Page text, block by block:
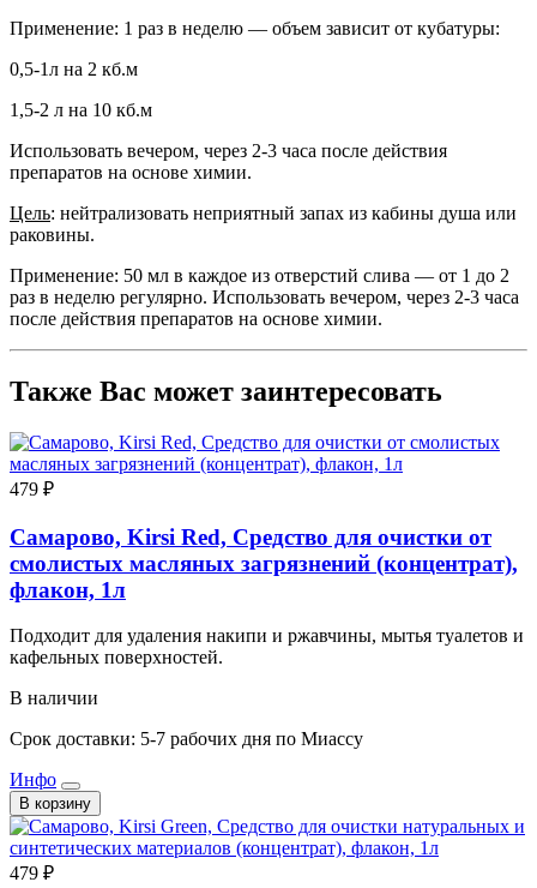
Применение: 1 раз в неделю — объем зависит от кубатуры:
0,5-1л на 2 кб.м
1,5-2 л на 10 кб.м
Использовать вечером, через 2-3 часа после действия
препаратов на основе химии.
Цель: нейтрализовать неприятный запах из кабины душа или
раковины.
Применение: 50 мл в каждое из отверстий слива — от 1 до 2
раз в неделю регулярно. Использовать вечером, через 2-3 часа
после действия препаратов на основе химии.
Также Вас может заинтересовать
479 ₽
Самарово, Kirsi Red, Средство для очистки от
смолистых масляных загрязнений (концентрат),
флакон, 1л
Подходит для удаления накипи и ржавчины, мытья туалетов и
кафельных поверхностей.
В наличии
Срок доставки: 5-7 рабочих дня по Миассу
Инфо
В корзину
479 ₽